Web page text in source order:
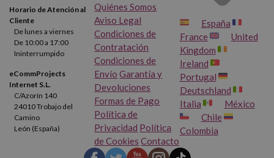
Horario de Atención al
Cliente
De lunes a viernes
De 10:00 a 17:00
Ininterrumpido
eCommProjects
Internet S.L.
C/Azorín 140
24010 Trobajo del
Camino
León (España)
Quiénes Somos
Aviso Legal
Condiciones de
Contratación
Condiciones de
Envío Garantía y
Devoluciones
Formas de Pago
Política de
Privacidad Política
de Cookies Contacto
España
France
United
Kingdom
Ireland
Portugal
Deutschland
Italia
México
Chile
Colombia